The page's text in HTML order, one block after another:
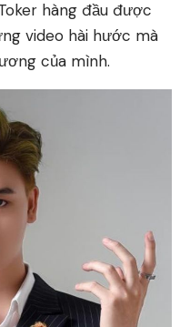
hàng đầu được
video hài hước mà
của mình.